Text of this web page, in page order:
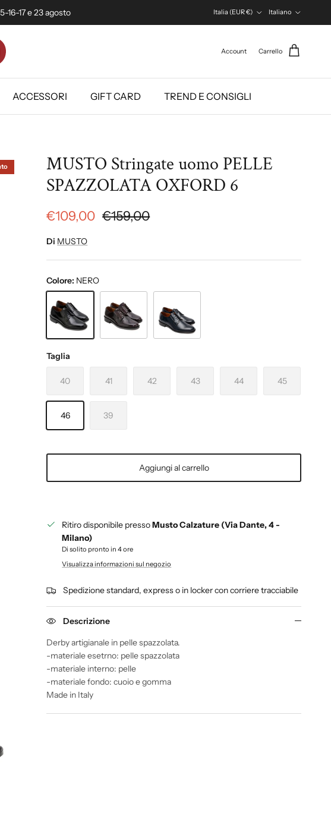
16-17 e 23 agosto
Italia (EUR €)
Italiano
Account Carrello
ACCESSORI GIFT CARD TREND E CONSIGLI
MUSTO Stringate uomo PELLE
SPAZZOLATA OXFORD 6
€109,00 €159,00
Di MUSTO
Colore: NERO
Taglia
40 41 42 43 44 45
46 39
Aggiungi al carrello
Ritiro disponibile pressoMusto Calzature (Via Dante, 4 -
Milano)
Di solito pronto in 4 ore
Visualizza informazioni sul negozio
Spedizione standard, express o in locker con corriere tracciabile
Descrizione
Derby artigianale in pelle spazzolata.
-materiale esetrno: pelle spazzolata
-materiale interno: pelle
-materiale fondo: cuoio e gomma
Made in Italy